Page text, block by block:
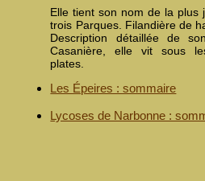
Elle tient son nom de la plus
trois Parques. Filandière de
Description détaillée de
Casanière, elle vit sous
plates.
Les Épeires : sommaire
Lycoses de Narbonne :